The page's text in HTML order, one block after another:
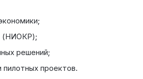
(НИОКР);
решений;
проектов.